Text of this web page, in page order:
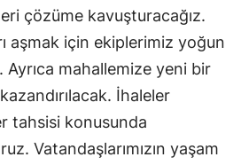
çözüme kavuşturacağız.
aşmak için ekiplerimiz yoğun
Ayrıca mahallemize yeni bir
İhaleler
tahsisi konusunda
Vatandaşlarımızın yaşam